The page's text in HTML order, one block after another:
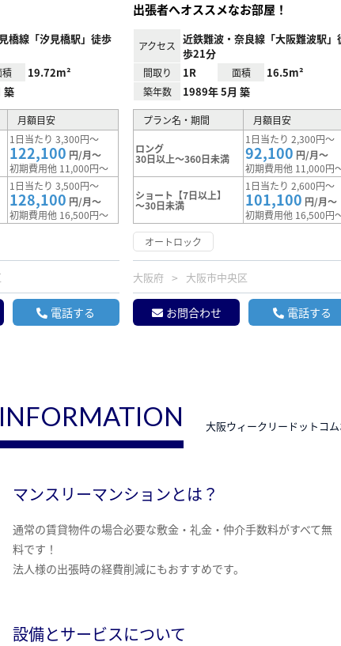
橋線「汐見橋駅」徒歩
積 19.72m²
築
月額目安
1日当たり 3,300円～
122,100 円/月～
初期費用他 11,000円～
1日当たり 3,500円～
128,100 円/月～
初期費用他 16,500円～
電話する
出張者へオススメなお部屋！
アクセス
近鉄難波・奈良線「大阪難波駅」
歩21分
間取り 1R 面積 16.5m²
築年数 1989年 5月 築
プラン名・期間 月額目安
ロング
30日以上～360日未満
1日当たり 2,300円～
92,100 円/月～
初期費用他 11,000円
ショート【7日以上】
～30日未満
1日当たり 2,600円～
101,100 円/月～
初期費用他 16,500円
オートロック
大阪府 大阪市中央区
お問合わせ 電話する
大阪ウィークリードットコ
マンスリーマンションとは？
通常の賃貸物件の場合必要な敷金・礼金・仲介手数料がすべて無
料です！
法人様の出張時の経費削減にもおすすめです。
設備とサービスについて